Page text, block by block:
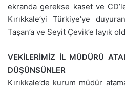
ekranda gerekse kaset ve
Kırıkkale’yi Türkiye’ye
Taşan’a ve Seyit Çevik’e layık
VEKİLERİMİZ İL MÜDÜRÜ
DÜŞÜNSÜNLER
Kırıkkale’de kurum müdür